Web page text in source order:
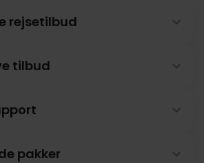
rejsetilbud
tilbud
pakker